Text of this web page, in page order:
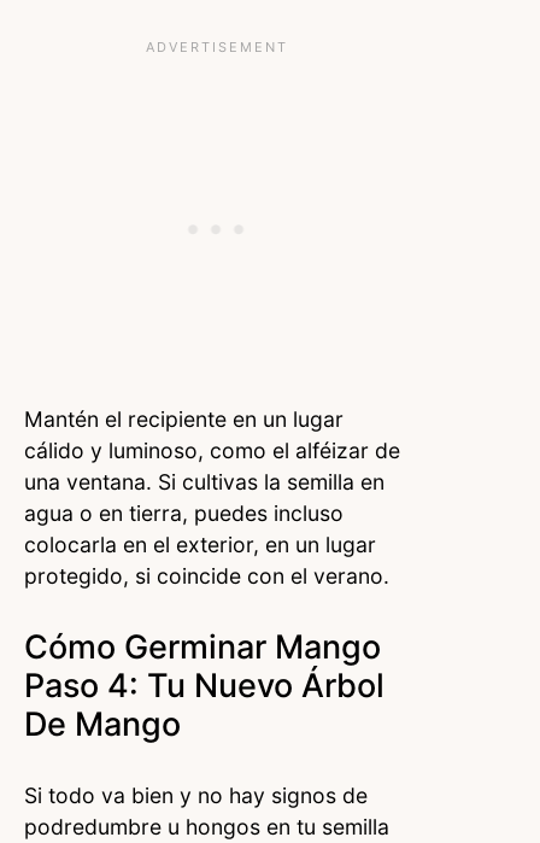
Mantén el recipiente en un lugar
cálido y luminoso, como el alféizar de
una ventana. Si cultivas la semilla en
agua o en tierra, puedes incluso
colocarla en el exterior, en un lugar
protegido, si coincide con el verano.
Cómo Germinar Mango
Paso 4: Tu Nuevo Árbol
De Mango
Si todo va bien y no hay signos de
podredumbre u hongos en tu semilla